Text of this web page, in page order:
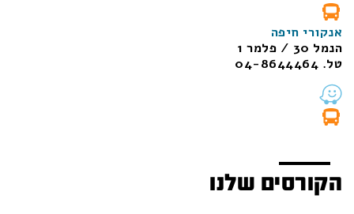
אנקורי חיפה
הנמל 30 / פלמר 1
טל. 04-8644464
הקורסים שלנו